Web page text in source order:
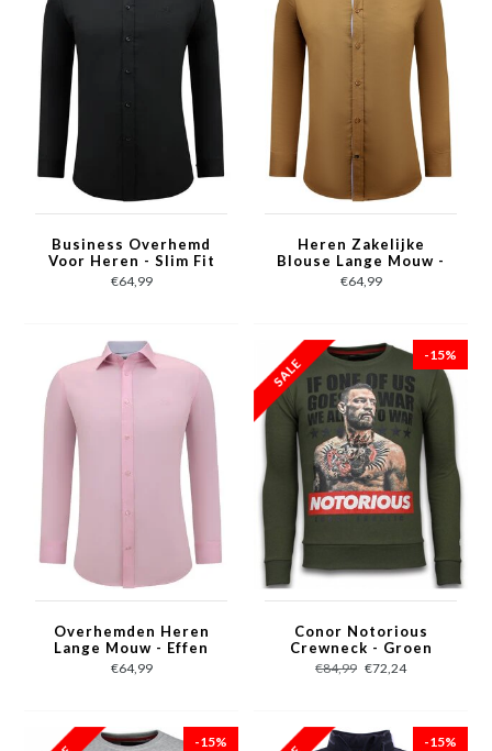
Business Overhemd
Voor Heren - Slim Fit
Blouse Stretch -
Zwart
€64,99
Heren Zakelijke
Blouse Lange Mouw -
Nette Slim Fit
Overhemd - Bruin
€64,99
Overhemden Heren
Lange Mouw - Effen
Blouse Slim Fit - Roze
€64,99
-15%
Conor Notorious
Crewneck - Groen
€84,99 €72,24
-15% -15%